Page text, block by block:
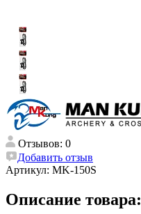
Отзывов: 0
Добавить отзыв
Артикул: MK-150S
Описание товара: